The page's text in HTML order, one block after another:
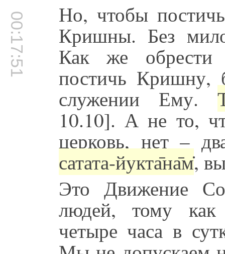
00:17:51 Но, чтобы
Кришны. Без
Как же
постичь Кришну,
служении Ему.
10.10]. А не то,
церковь, нет –
сатата-йукта̄на̄м̇,
Это Движение
людей, тому как
четыре часа в